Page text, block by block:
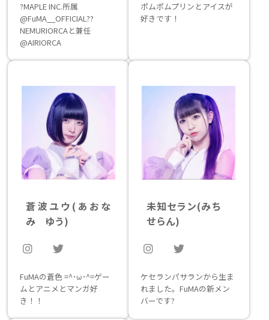
?MAPLE INC.所属
@FuMA__OFFICIAL??
NEMURIORCAと兼任
@AIRIORCA
ポムポムプリンとアイスが
好きです！
蒼波ユウ (あおな
み ゆう)
FuMAの蒼色 =^･ω･^=ゲー
ムとアニメとマンガ好
き！！
未知セラン(みち
せらん)
ケセランパサランから生ま
れました。FuMAの新メン
バーです?